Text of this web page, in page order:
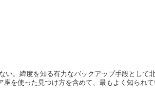
い。緯度を知る有力なバックアップ手段として
を使った見つけ方を含めて、最もよく知られ